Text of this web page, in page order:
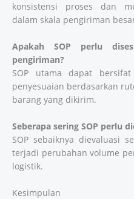
konsistensi proses dan
dalam skala pengiriman
Apakah SOP perlu
pengiriman?
SOP utama dapat
penyesuaian berdasarkan
barang yang dikirim.
Seberapa sering SOP perlu
SOP sebaiknya dievaluasi
terjadi perubahan volume
logistik.
Kesimpulan